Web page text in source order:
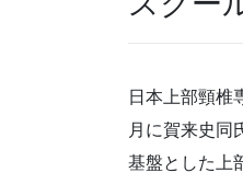
日本上部頸椎
月に賀来史同
基盤とした上